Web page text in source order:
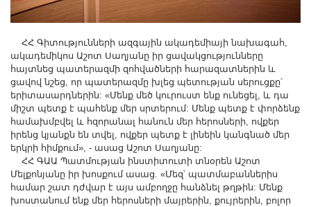
Карта сайта
ՀՀ Գիտությունների ազգային ակադեմիայի նախագահ,
ակադեմիկոս Աշոտ Սաղյանը իր ցավակցությունները
հայտնեց պատերազմի զոհվածների հարազատներին և
ցավով նշեց, որ պատերազմը խլեց պետության սերուցքը՝
երիտասարդներին: «Մենք մեծ կուրուստ ենք ունեցել, և դա
միշտ պետք է պահենք մեր սրտերում: Մենք պետք է փորձենք
համախմբվել և հզորանալ հանուն մեր հերոսների, ովքեր
իրենց կյանքն են տվել, ովքեր պետք է լինեին կանգնած մեր
երկրի հիմքում», - ասաց Աշոտ Սաղյանը:
ՀՀ ԳԱԱ Պատմության ինստիտուտի տնօրեն Աշոտ
Մելքոնյանը իր խոսքում ասաց. «Մեզ՝ պատմաբաններիս
համար շատ դժվար է այս ամբողջը հանձնել թղթին: Մենք
խոստանում ենք մեր հերոսների մայրերին, քույրերին, բոլոր